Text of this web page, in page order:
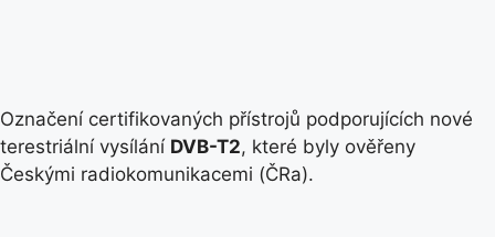
Označení certifikovaných přístrojů podporujících nové
terestriální vysílání DVB-T2, které byly ověřeny
Českými radiokomunikacemi (ČRa).